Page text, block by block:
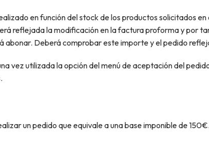
en función del stock de los productos solicitados
reflejada la modificación en la factura proforma y
abonar. Deberá comprobar este importe y el pedido
vez utilizada la opción del menú de aceptación del
un pedido que equivale a una base imponible de 150€.